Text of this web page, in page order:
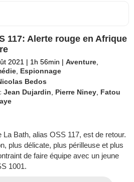
117: Alerte rouge en Afrique
2021 | 1h 56min | Aventure
Espionnage
Bedos
Jean Dujardin Pierre Niney Fatou
Bath, alias OSS 117, est de retour.
plus délicate, plus périlleuse et plus
de faire équipe avec un jeune
1001.